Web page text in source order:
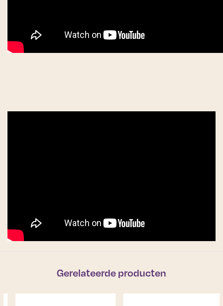
Gerelateerde producten